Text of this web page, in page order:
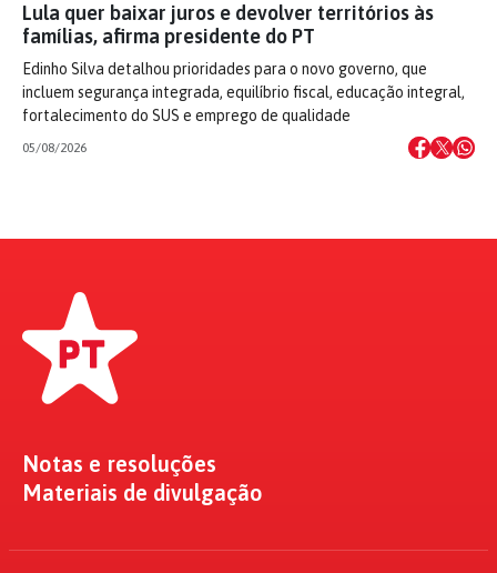
Lula quer baixar juros e devolver territórios às
famílias, afirma presidente do PT
Edinho Silva detalhou prioridades para o novo governo, que
incluem segurança integrada, equilíbrio fiscal, educação integral,
fortalecimento do SUS e emprego de qualidade
05/08/2026
Notas e resoluções
Materiais de divulgação